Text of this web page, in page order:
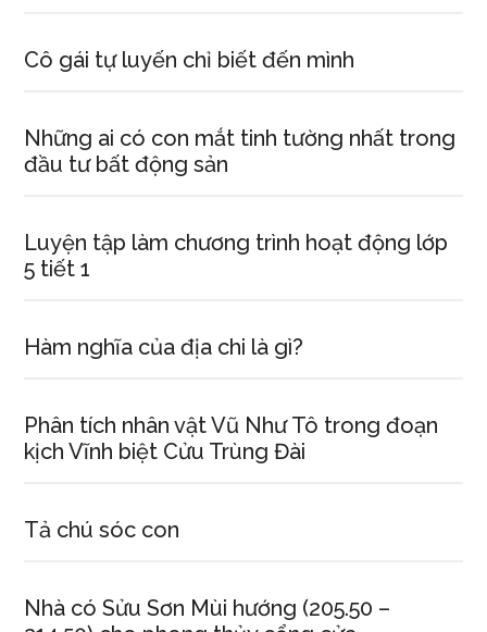
Cô gái tự luyến chỉ biết đến mình
Những ai có con mắt tinh tường nhất trong
đầu tư bất động sản
Luyện tập làm chương trình hoạt động lớp
5 tiết 1
Hàm nghĩa của địa chi là gì?
Phân tích nhân vật Vũ Như Tô trong đoạn
kịch Vĩnh biệt Cửu Trùng Đài
Tả chú sóc con
Nhà có Sửu Sơn Mùi hướng (205.50 –